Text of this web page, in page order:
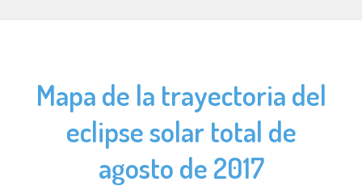
Mapa de la trayectoria del
eclipse solar total de
agosto de 2017